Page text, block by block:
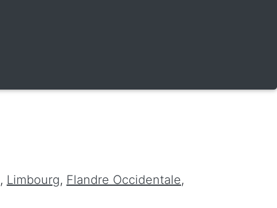
, Limbourg, Flandre Occidentale,